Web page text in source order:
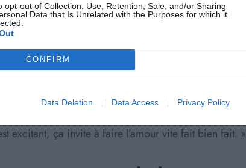
opt-out of Collection, Use, Retention, Sale, and/or Sharing
Data that Is Unrelated with the Purposes for which it
CONFIRM
Data Deletion Data Access Privacy Policy
à faire l’amour dans la chambre de la fille qui
après avoir renversé son verre sur sa robe…
silence.Suivi d’éclat de rire et de sa proposition de
mais on a bien rigolé. Seul point négatif, on
dire que c’était plus agréable comme moment. Le
de faire une énorme bêtise, d’être recherchés par
discrets, pas du tout au cœur de cette fête. Mais
excitant, ça invite à faire l’amour vite fait bien fait. »